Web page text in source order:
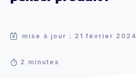
mise à jour : 21 février 2024
2 minutes